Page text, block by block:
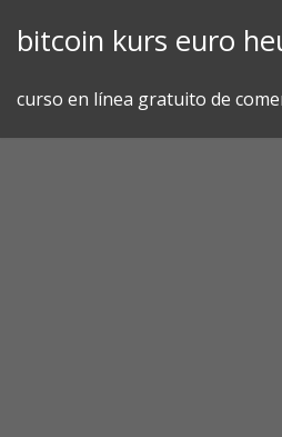
bitcoin kurs euro
curso en línea gratuito de